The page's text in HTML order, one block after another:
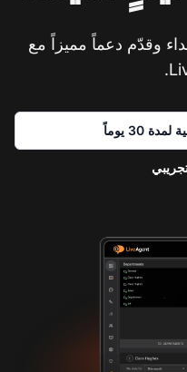
وقدّم دعماً مميزاً مع
30 يوماً